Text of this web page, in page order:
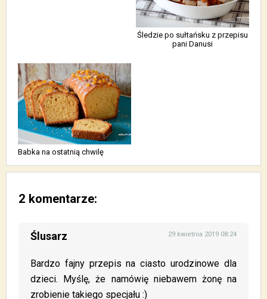
Śledzie po sułtańsku z przepisu
pani Danusi
Babka na ostatnią chwilę
2 komentarze:
Ślusarz 29 kwietnia 2019 08:24
Bardzo fajny przepis na ciasto urodzinowe dla
dzieci. Myślę, że namówię niebawem żonę na
zrobienie takiego specjału :)